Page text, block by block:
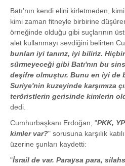
Batı'nın kendi elini kirletmeden,
kimi zaman fitneyle birbirine
örneğinde olduğu gibi suçlarının
alet kullanmayı sevdiğini belirten
bunları iyi tanırız, iyi biliriz.
sürmeyeceği gibi Batı'nın bu
deşifre olmuştur. Bunu en iyi de
Suriye'nin kuzeyinde karşımıza
teröristlerin gerisinde kimlerin
dedi.
Cumhurbaşkanı Erdoğan, "PKK,
kimler var?" sorusuna karşılık
üzerine şunları kaydetti:
"İsrail de var. Paraysa para,